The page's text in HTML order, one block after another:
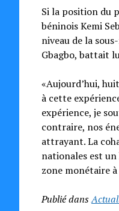
Si la position du
béninois Kemi
niveau de la
Gbagbo, battait
«Aujourd’hui,
à cette
expérience, je
contraire, nos
attrayant. La
nationales est
zone monétaire
Publié dans